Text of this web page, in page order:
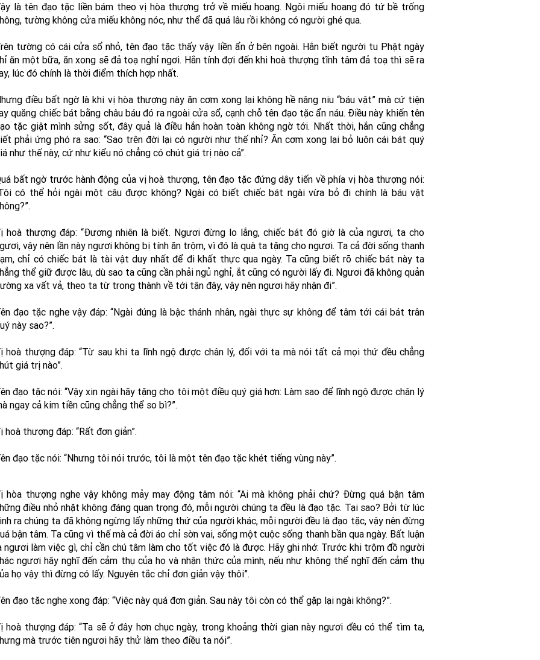
là tên đạo tặc liền bám theo vị hòa thượng trở về miếu hoang. Ngôi miếu hoang đó tứ bề trống
tường không cửa miếu không nóc, như thể đã quá lâu rồi không có người ghé qua.
tường có cái cửa sổ nhỏ, tên đạo tặc thấy vậy liền ẩn ở bên ngoài. Hắn biết người tu Phật ngày
ăn một bữa, ăn xong sẽ đả toạ nghỉ ngơi. Hắn tính đợi đến khi hoà thượng tĩnh tâm đả toạ thì sẽ ra
lúc đó chính là thời điểm thích hợp nhất.
điều bất ngờ là khi vị hòa thượng này ăn cơm xong lại không hề nâng niu “báu vật” mà cứ tiện
quăng chiếc bát bằng châu báu đó ra ngoài cửa sổ, cạnh chỗ tên đạo tặc ẩn náu. Điều này khiến tên
tặc giật mình sửng sốt, đây quả là điều hắn hoàn toàn không ngờ tới. Nhất thời, hắn cũng chẳng
phải ứng phó ra sao: “Sao trên đời lại có người như thế nhỉ? Ăn cơm xong lại bỏ luôn cái bát quý
như thế này, cứ như kiểu nó chẳng có chút giá trị nào cả”.
bất ngờ trước hành động của vị hoà thượng, tên đạo tặc đứng dậy tiến về phía vị hòa thượng nói:
có thể hỏi ngài một câu được không? Ngài có biết chiếc bát ngài vừa bỏ đi chính là báu vật
hoà thượng đáp: “Đương nhiên là biết. Ngươi đừng lo lắng, chiếc bát đó giờ là của ngươi, ta cho
vậy nên lần này ngươi không bị tính ăn trộm, vì đó là quà ta tặng cho ngươi. Ta cả đời sống thanh
chỉ có chiếc bát là tài vật duy nhất để đi khất thực qua ngày. Ta cũng biết rõ chiếc bát này ta
thể giữ được lâu, dù sao ta cũng cần phải ngủ nghỉ, ắt cũng có người lấy đi. Ngươi đã không quản
xa vất vả, theo ta từ trong thành về tới tận đây, vậy nên ngươi hãy nhận đi”.
đạo tặc nghe vậy đáp: “Ngài đúng là bậc thánh nhân, ngài thực sự không để tâm tới cái bát trân
này sao?”.
hoà thượng đáp: “Từ sau khi ta lĩnh ngộ được chân lý, đối với ta mà nói tất cả mọi thứ đều chẳng
giá trị nào”.
đạo tặc nói: “Vậy xin ngài hãy tặng cho tôi một điều quý giá hơn: Làm sao để lĩnh ngộ được chân lý
ngay cả kim tiền cũng chẳng thể so bì?”.
hoà thượng đáp: “Rất đơn giản”.
đạo tặc nói: “Nhưng tôi nói trước, tôi là một tên đạo tặc khét tiếng vùng này”.
hòa thượng nghe vậy không mảy may động tâm nói: “Ai mà không phải chứ? Đừng quá bận tâm
điều nhỏ nhặt không đáng quan trọng đó, mỗi người chúng ta đều là đạo tặc. Tại sao? Bởi từ lúc
ra chúng ta đã không ngừng lấy những thứ của người khác, mỗi người đều là đạo tặc, vậy nên đừng
bận tâm. Ta cũng vì thế mà cả đời áo chỉ sờn vai, sống một cuộc sống thanh bần qua ngày. Bất luận
ngươi làm việc gì, chỉ cần chú tâm làm cho tốt việc đó là được. Hãy ghi nhớ: Trước khi trộm đồ người
ngươi hãy nghĩ đến cảm thụ của họ và nhận thức của mình, nếu như không thể nghĩ đến cảm thụ
họ vậy thì đừng có lấy. Nguyên tắc chỉ đơn giản vậy thôi”.
đạo tặc nghe xong đáp: “Việc này quá đơn giản. Sau này tôi còn có thể gặp lại ngài không?”.
hoà thượng đáp: “Ta sẽ ở đây hơn chục ngày, trong khoảng thời gian này ngươi đều có thể tìm ta,
mà trước tiên ngươi hãy thử làm theo điều ta nói”.